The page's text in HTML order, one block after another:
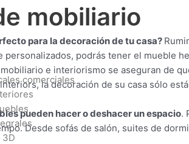
comerciales
3D
mobiliario
para la decoración de tu casa?
podrás tener el mueble
e interiorismo se aseguran de
, la decoración de su casa sólo
pueden hacer o deshacer un espacio.
Desde sofás de salón, suites de